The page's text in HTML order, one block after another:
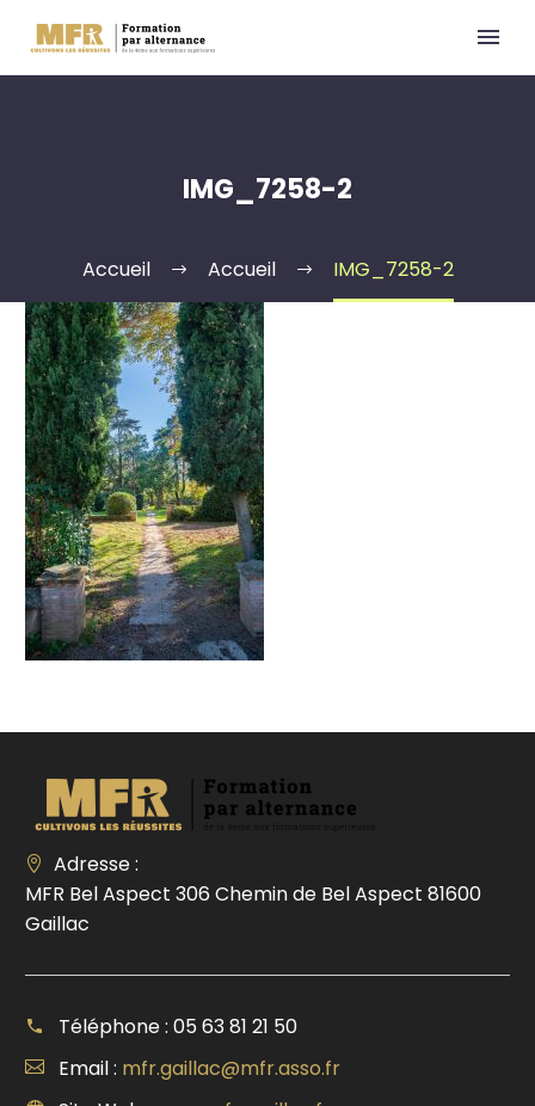
IMG_7258-2
Accueil Accueil IMG_7258-2
Adresse :
MFR Bel Aspect 306 Chemin de Bel Aspect 81600
Gaillac
Téléphone : 05 63 81 21 50
Email : mfr.gaillac@mfr.asso.fr